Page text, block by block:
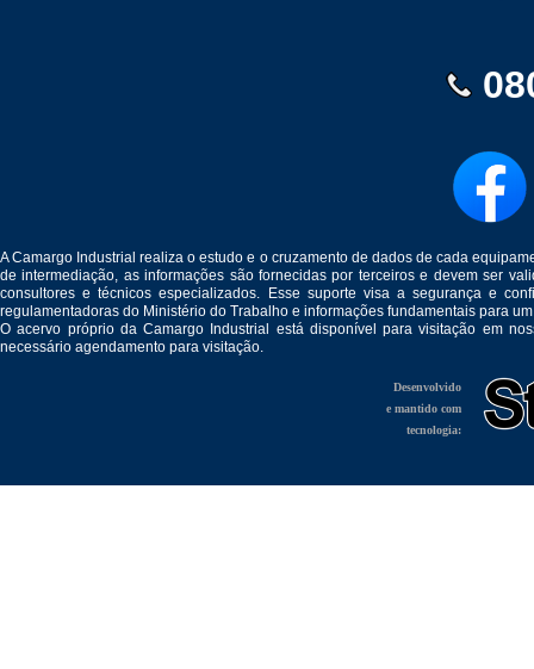
A Camargo Industrial realiza o estudo e o cruzamento de dados de cada
de intermediação, as informações são fornecidas por terceiros e devem ser
consultores e técnicos especializados. Esse suporte visa a segurança e
regulamentadoras do Ministério do Trabalho e informações fundamentais para
O acervo próprio da Camargo Industrial está disponível para visitação em
necessário agendamento para visitação.
Desenvolvido
e mantido com
tecnologia: